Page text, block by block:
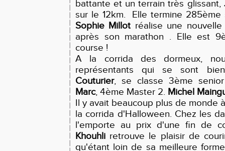
battante et un terrain très glissant,
sur le 12km. Elle termine 285ème
Sophie Millot réalise une
après son marathon . Elle est
course !
A la corrida des dormeux,
représentants qui se sont
Couturier, se classe 3ème
Marc, 4ème Master 2. Michel
Il y avait beaucoup plus de monde
la corrida d'Halloween. Chez les
l'emporte au prix d'une fin de
Khouhli retrouve le plaisir de
qu'étant loin de sa meilleure